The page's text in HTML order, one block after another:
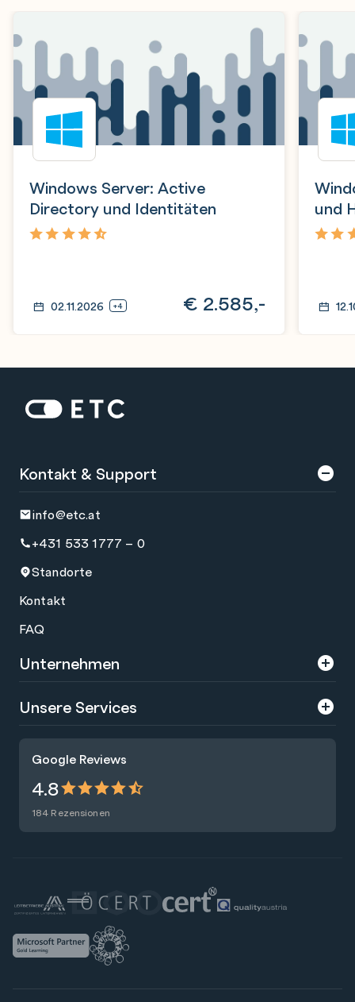
Windows Server: Active
Directory und Identitäten
02.11.2026 +4 € 2.585,-
und
Startseite: ETC
Google Reviews
4.8
184 Rezensionen
Kontakt & Support
info@etc.at
+431 533 1777 – 0
Standorte
Kontakt
FAQ
Unternehmen
Über uns
Presse
Nachhaltigkeit
Blog
Unsere Services
Raummiete